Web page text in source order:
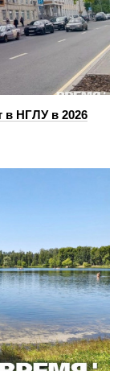
НГЛУ в 2026